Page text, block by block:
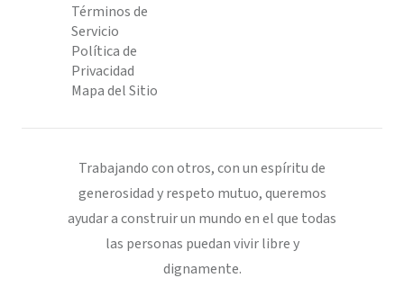
Términos de
Servicio
Política de
Privacidad
Mapa del Sitio
Trabajando con otros, con un espíritu de
generosidad y respeto mutuo, queremos
ayudar a construir un mundo en el que todas
las personas puedan vivir libre y
dignamente.